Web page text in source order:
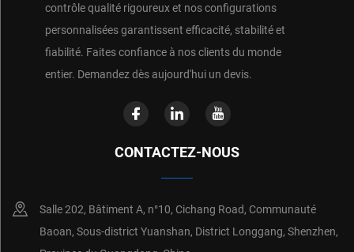
contrôle qualité rigoureux et nos configurations
personnalisées garantissent efficacité, stabilité et
fiabilité. Faites confiance à nos clients du monde
entier. Demandez dès aujourd'hui un devis.
CONTACTEZ-NOUS
Salle 202, Bâtiment A, n°10, Cichang Road, Communauté
Baoan, Sous-district Yuanshan, District Longgang, Shenzhen,